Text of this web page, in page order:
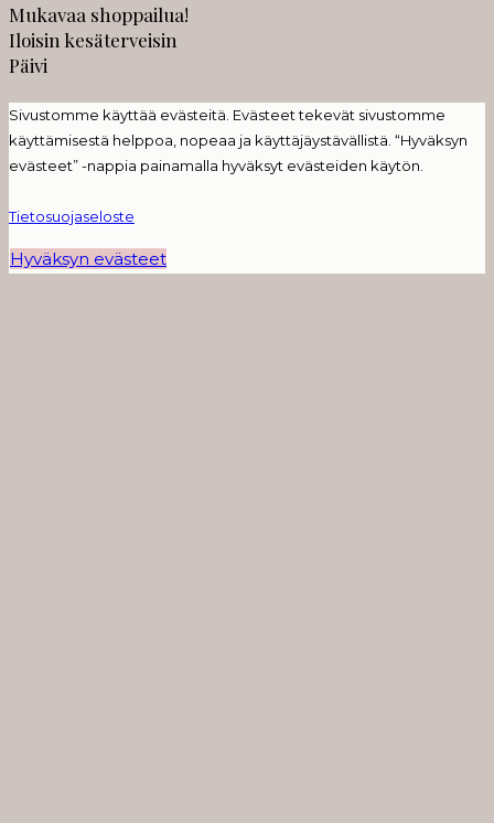
Mukavaa shoppailua!
Iloisin kesäterveisin
Päivi
Sivustomme käyttää evästeitä. Evästeet tekevät sivustomme
käyttämisestä helppoa, nopeaa ja käyttäjäystävällistä. “Hyväksyn
evästeet” -nappia painamalla hyväksyt evästeiden käytön.
Tietosuojaseloste
Hyväksyn evästeet